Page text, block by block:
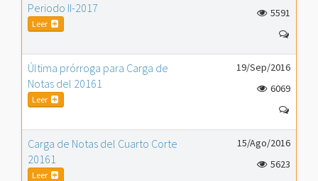
Periodo II-2017
Leer
5591
Última prórroga para Carga de
Notas del 20161
Leer
19/Sep/2016
6069
Carga de Notas del Cuarto Corte
20161
Leer
15/Ago/2016
5623